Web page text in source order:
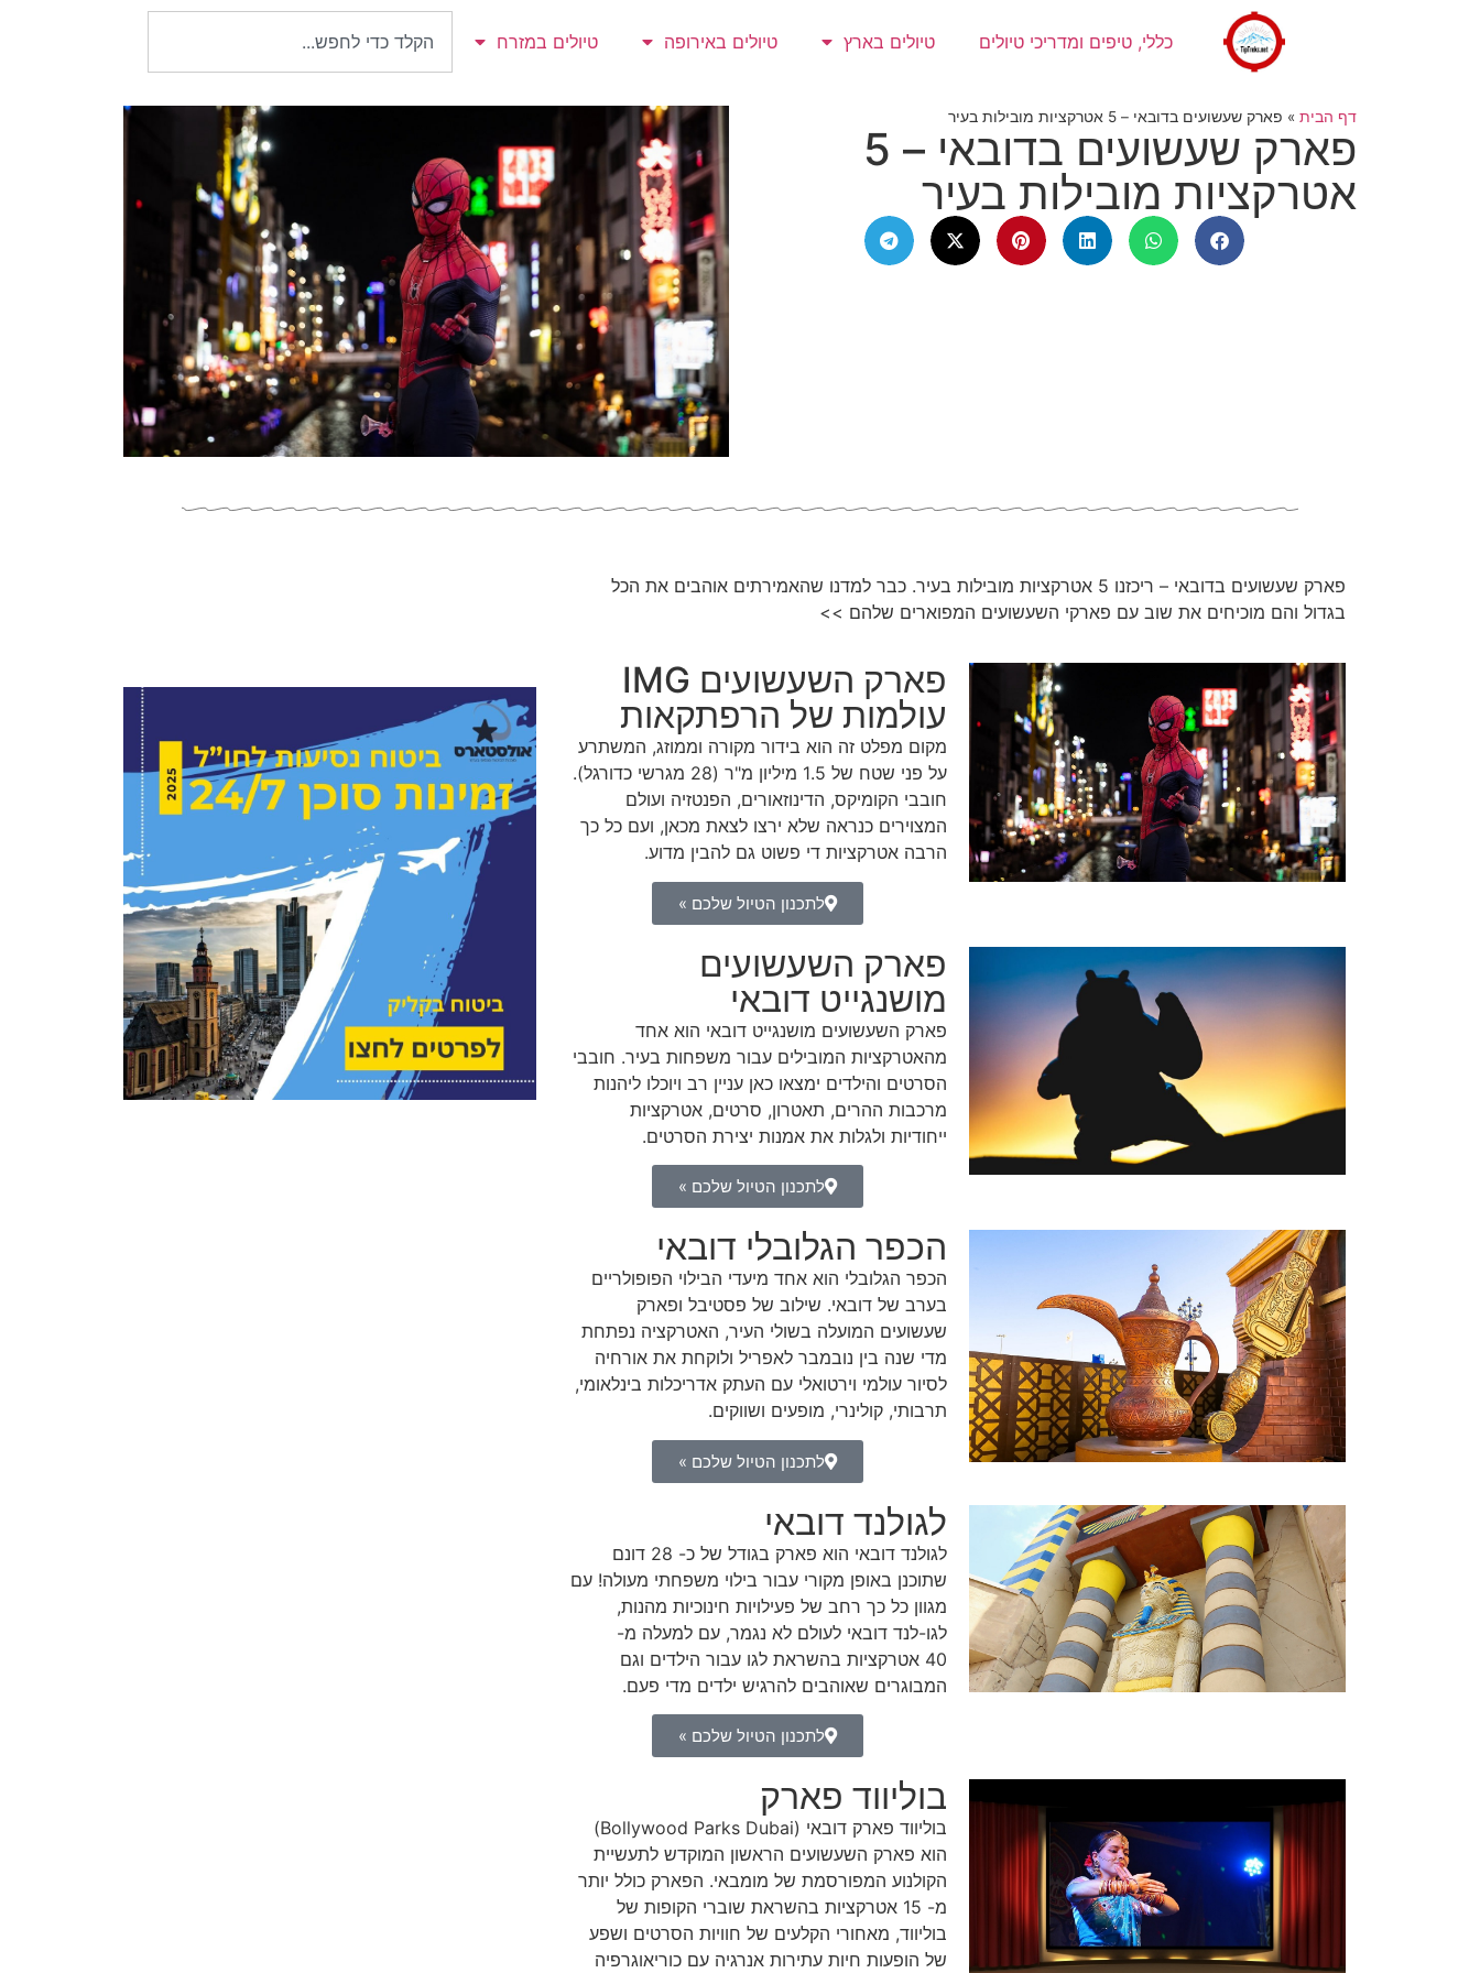
כללי, טיפים ומדריכי טיולים טיולים בארץ טיולים באירופה טיולים במזרח
דף הבית » פארק שעשועים בדובאי – 5 אטרקציות מובילות בעיר
פארק שעשועים בדובאי – 5
אטרקציות מובילות בעיר
פארק שעשועים בדובאי – ריכזנו 5 אטרקציות מובילות בעיר. כבר למדנו שהאמירתים אוהבים את הכל
בגדול והם מוכיחים את שוב עם פארקי השעשועים המפוארים שלהם >>
פארק השעשועים IMG
עולמות של הרפתקאות
מקום מפלט זה הוא בידור מקורה וממוזג, המשתרע
על פני שטח של 1.5 מיליון מ"ר (28 מגרשי כדורגל).
חובבי הקומיקס, הדינוזאורים, הפנטזיה ועולם
המצוירים כנראה שלא ירצו לצאת מכאן, ועם כל כך
הרבה אטרקציות די פשוט גם להבין מדוע.
לתכנון הטיול שלכם »
פארק השעשועים
מושנגייט דובאי
פארק השעשועים מושנגייט דובאי הוא אחד
מהאטרקציות המובילים עבור משפחות בעיר. חובבי
הסרטים והילדים ימצאו כאן עניין רב ויוכלו ליהנות
מרכבות ההרים, תאטרון, סרטים, אטרקציות
ייחודיות ולגלות את אמנות יצירת הסרטים.
לתכנון הטיול שלכם »
הכפר הגלובלי דובאי
הכפר הגלובלי הוא אחד מיעדי הבילוי הפופולריים
בערב של דובאי. שילוב של פסטיבל ופארק
שעשועים המועלה בשולי העיר, האטרקציה נפתחת
מדי שנה בין נובמבר לאפריל ולוקחת את אורחיה
לסיור עולמי וירטואלי עם העתק אדריכלות בינלאומי,
תרבותי, קולינרי, מופעים ושווקים.
לתכנון הטיול שלכם »
לגולנד דובאי
לגולנד דובאי הוא פארק בגודל של כ- 28 דונם
שתוכנן באופן מקורי עבור בילוי משפחתי מעולה! עם
מגוון כל כך רחב של פעילויות חינוכיות מהנות,
לגו-לנד דובאי לעולם לא נגמר, עם למעלה מ-
40 אטרקציות בהשראת לגו עבור הילדים וגם
המבוגרים שאוהבים להרגיש ילדים מדי פעם.
לתכנון הטיול שלכם »
בוליווד פארק
בוליווד פארק דובאי (Bollywood Parks Dubai)
הוא פארק השעשועים הראשון המוקדש לתעשיית
הקולנוע המפורסמת של מומבאי. הפארק כולל יותר
מ- 15 אטרקציות בהשראת שוברי הקופות של
בוליווד, מאחורי הקלעים של חוויות הסרטים ושפע
של הופעות חיות עתירות אנרגיה עם כוריאוגרפיה